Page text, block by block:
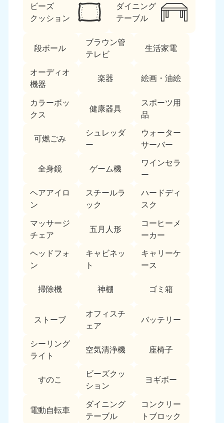
ビーズ
クッション
ダイニング
テーブル
段ボール
ブラウン管
テレビ
生活家電
オーディオ
機器
楽器 絵画・油絵
カラーボッ
クス
健康器具
スポーツ用
品
可燃ごみ
シュレッダ
ー
ウォーター
サーバー
全身鏡 ゲーム機
ワインセラ
ー
ヘアアイロ
ン
スチールラ
ック
ハードディ
スク
マッサージ
チェア
五月人形
コーヒーメ
ーカー
ヘッドフォ
ン
キャビネッ
ト
キャリーケ
ース
掃除機 神棚 ゴミ箱
ストーブ
オフィスチ
ェア
バッテリー
シーリング
ライト
空気清浄機 座椅子
すのこ
ビーズクッ
ション
ヨギボー
電動自転車
ダイニング
テーブル
コンクリー
トブロック
福島県
9:00〜19:00 年中無休
関東
東京都
050-1881-5265
9:00〜19:00 年中無休
神奈川県
9:00〜19:00 年中無休
050-1881-5268
9:00〜19:00 年中無休
埼玉県
050-1881-5266
9:00〜19:00 年中無休
栃木県
9:00〜19:00 年中無休
茨城県
050-1881-5269
9:00〜19:00 年中無休
050-1881-5267
9:00〜19:00 年中無休
中部
050-1881-5255
9:00〜19:00 年中無休
050-1881-5259
9:00〜19:00 年中無休
静岡県
050-1881-5256
9:00〜19:00 年中無休
長野県
050-1881-5260
福井県
050-1881-5258
9:00〜19:00 年中無休
050-1881-5261
9:00〜19:00 年中無休
富山県
050-1881-5262
山梨県
050-1881-5257